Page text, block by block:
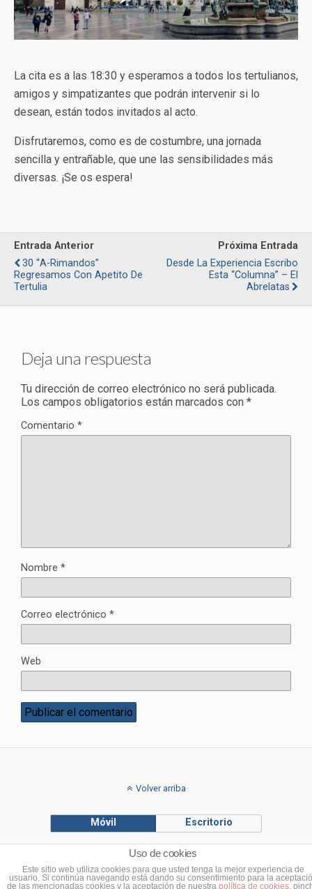
La cita es a las 18:30 y esperamos a todos los tertulianos,
amigos y simpatizantes que podrán intervenir si lo
desean, están todos invitados al acto.
Disfrutaremos, como es de costumbre, una jornada
sencilla y entrañable, que une las sensibilidades más
diversas. ¡Se os espera!
Entrada Anterior
30 “A-Rimandos”
Regresamos Con Apetito De
Tertulia
Próxima Entrada
Desde La Experiencia Escribo
Esta “columna” – El
Abrelatas
Deja una respuesta
Tu dirección de correo electrónico no será publicada.
Los campos obligatorios están marcados con *
Comentario *
Nombre *
Correo electrónico *
Web
Volver arriba
Móvil Escritorio
© Francisco Ponce Carrasco
Uso de cookies
Este sitio web utiliza cookies para que usted tenga la mejor experiencia de
usuario. Si continúa navegando está dando su consentimiento para la
de las mencionadas cookies y la aceptación de nuestra política de cookies ,